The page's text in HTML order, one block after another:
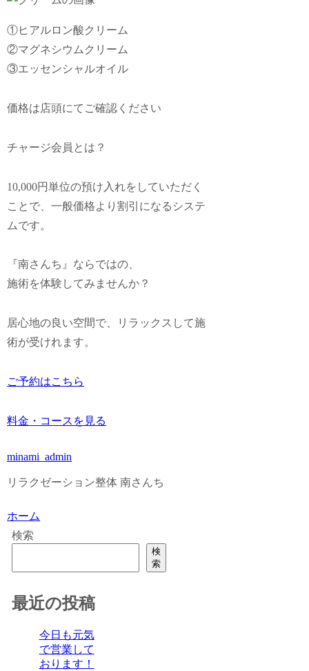
①ヒアルロン酸クリーム
②マグネシウムクリーム
③エッセンシャルオイル
価格は店頭にてご確認ください
チャージ会員とは？
10,000円単位の預け入れをしていただく
ことで、一般価格より割引になるシステ
ムです。
『南さんち』ならではの、
施術を体験してみませんか？
居心地の良い空間で、リラックスして施
術が受けれます。
ご予約はこちら
料金・コースを見る
minami_admin
リラクゼーション整体 南さんち
ホーム
検索
検
索
最近の投稿
今日も元気
で営業して
おります！